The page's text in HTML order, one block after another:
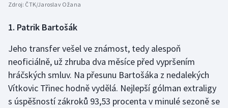
Zdroj: ČTK/Jaroslav Ožana
1. Patrik Bartošák
Jeho transfer vešel ve známost, tedy alespoň
neoficiálně, už zhruba dva měsíce před vypršením
hráčských smluv. Na přesunu Bartošáka z nedalekých
Vítkovic Třinec hodně vydělá. Nejlepší gólman extraligy
s úspěšností zákroků 93,53 procenta v minulé sezoně se